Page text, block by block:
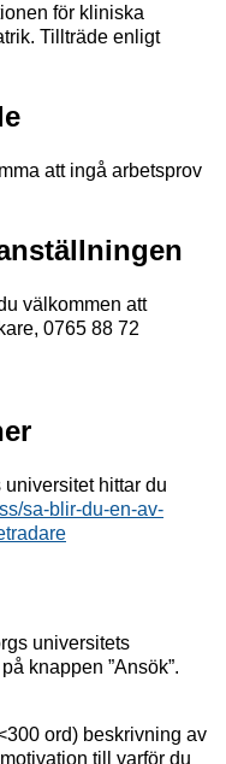
för kliniska
Tillträde enligt
att ingå arbetsprov
välkommen att
0765 88 72
hittar du
sa-blir-du-en-av-
universitets
knappen ”Ansök”.
ord) beskrivning av
till varför du